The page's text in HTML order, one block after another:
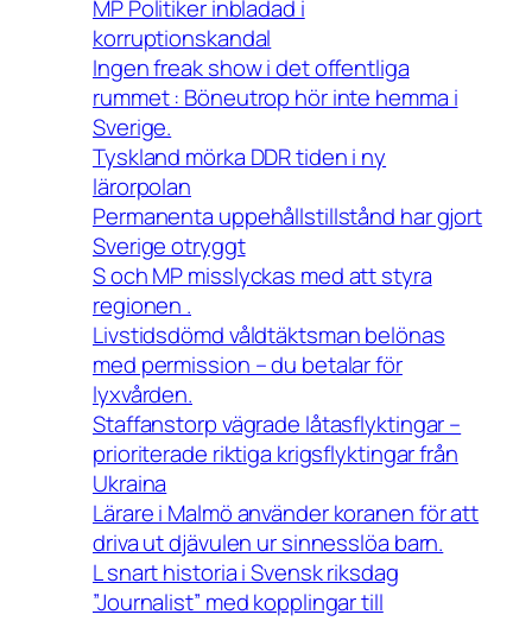
MP Politiker inbladad i
korruptionskandal
Ingen freak show i det offentliga
rummet : Böneutrop hör inte hemma i
Sverige.
Tyskland mörka DDR tiden i ny
lärorpolan
Permanenta uppehållstillstånd har gjort
Sverige otryggt
S och MP misslyckas med att styra
regionen .
Livstidsdömd våldtäktsman belönas
med permission – du betalar för
lyxvården.
Staffanstorp vägrade låtasflyktingar –
prioriterade riktiga krigsflyktingar från
Ukraina
Lärare i Malmö använder koranen för att
driva ut djävulen ur sinnesslöa barn.
L snart historia i Svensk riksdag
”Journalist” med kopplingar till